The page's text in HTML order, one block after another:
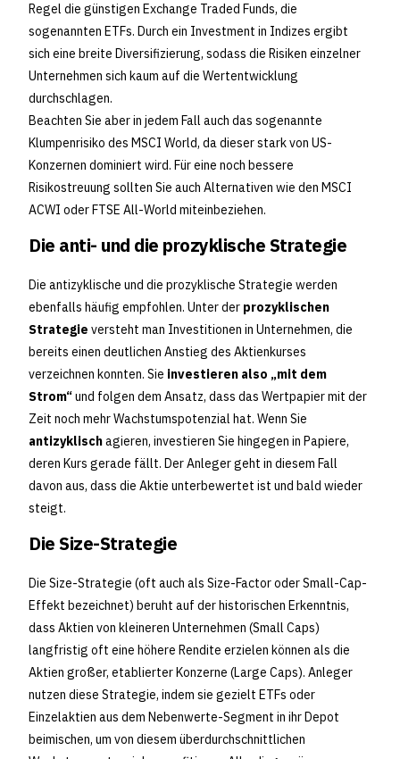
Regel die günstigen Exchange Traded Funds, die
sogenannten ETFs. Durch ein Investment in Indizes ergibt
sich eine breite Diversifizierung, sodass die Risiken einzelner
Unternehmen sich kaum auf die Wertentwicklung
durchschlagen.
Beachten Sie aber in jedem Fall auch das sogenannte
Klumpenrisiko des MSCI World, da dieser stark von US-
Konzernen dominiert wird. Für eine noch bessere
Risikostreuung sollten Sie auch Alternativen wie den MSCI
ACWI oder FTSE All-World miteinbeziehen.
Die anti- und die prozyklische Strategie
Die antizyklische und die prozyklische Strategie werden
ebenfalls häufig empfohlen. Unter der prozyklischen
Strategie versteht man Investitionen in Unternehmen, die
bereits einen deutlichen Anstieg des Aktienkurses
verzeichnen konnten. Sie investieren also „mit dem
Strom“und folgen dem Ansatz, dass das Wertpapier mit der
Zeit noch mehr Wachstumspotenzial hat. Wenn Sie
antizyklischagieren, investieren Sie hingegen in Papiere,
deren Kurs gerade fällt. Der Anleger geht in diesem Fall
davon aus, dass die Aktie unterbewertet ist und bald wieder
steigt.
Die Size-Strategie
Die Size-Strategie (oft auch als Size-Factor oder Small-Cap-
Effekt bezeichnet) beruht auf der historischen Erkenntnis,
dass Aktien von kleineren Unternehmen (Small Caps)
langfristig oft eine höhere Rendite erzielen können als die
Aktien großer, etablierter Konzerne (Large Caps). Anleger
nutzen diese Strategie, indem sie gezielt ETFs oder
Einzelaktien aus dem Nebenwerte-Segment in ihr Depot
beimischen, um von diesem überdurchschnittlichen